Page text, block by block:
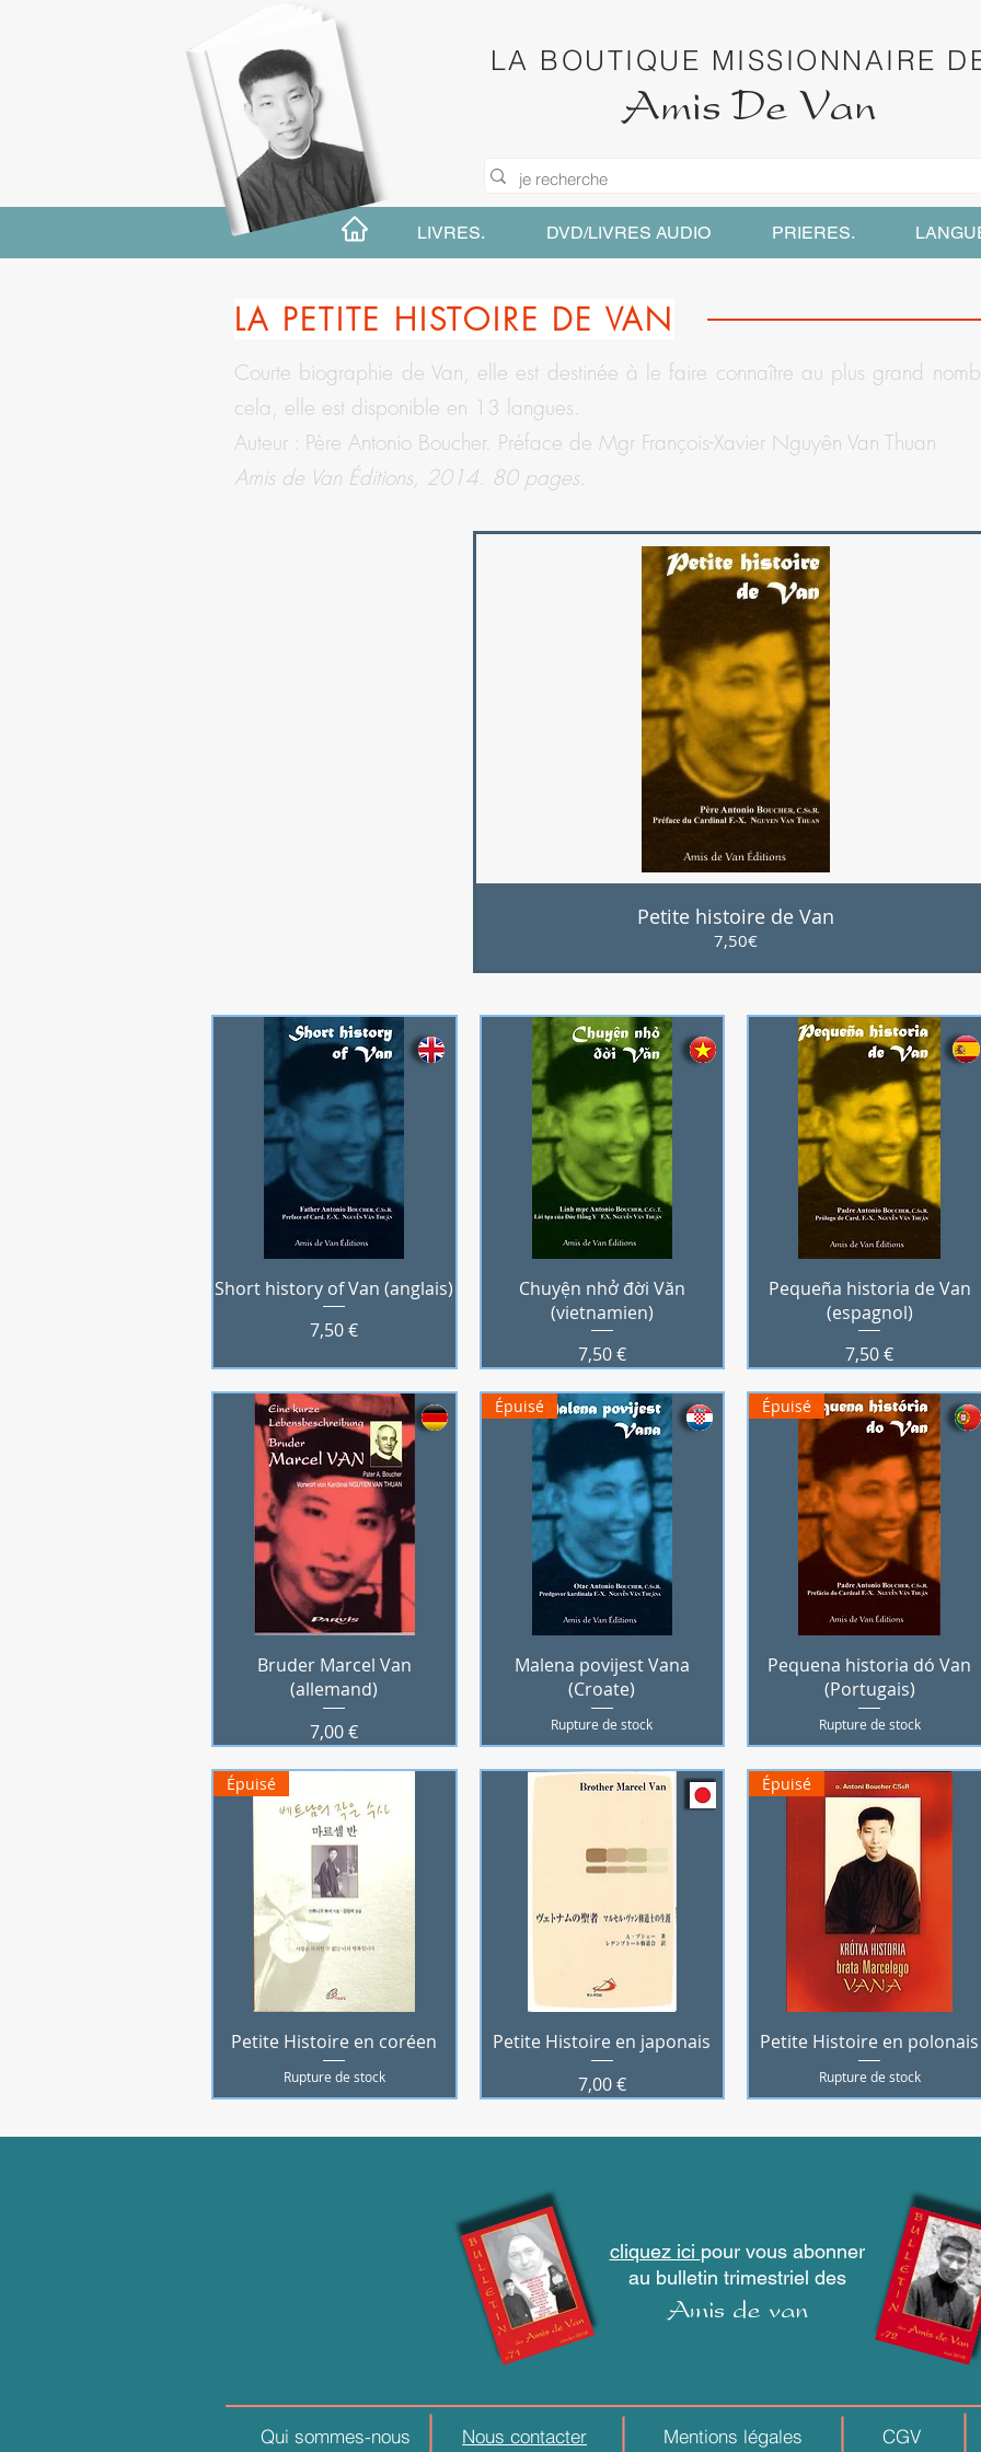
LIVRES. DVD/LIVRES AUDIO PRIERES.
LA BOUTIQUE MISSIONNAIRE
Amis De Van
LA PETITE HISTOIRE DE VAN
Courte biographie de Van, elle est destinée à le faire connaître au plus grand
cela, elle est disponible en 13 langues.
Auteur : Père Antonio Boucher. Préface de Mgr François-Xavier Nguyên Van Thuan
Amis de Van Éditions, 2014. 80 pages.
Petite histoire de Van
7,50€Prix
Aperçu rapide
Short history of Van (anglais)
Prix
7,50 €
Aperçu rapide
Chuyện nhở đời Văn
(vietnamien)
Prix
7,50 €
Aperçu rapide
Pequeña historia de Van
(espagnol)
Prix
7,50 €
Aperçu rapide
Bruder Marcel Van
(allemand)
Prix
7,00 €
Aperçu rapide
Épuisé
Malena povijest Vana
(Croate)
Rupture de stock
Aperçu rapide
Épuisé
Pequena historia dó Van
(Portugais)
Rupture de stock
Aperçu rapide
Épuisé
Petite Histoire en coréen
Rupture de stock
Aperçu rapide
Petite Histoire en japonais
Prix
7,00 €
Aperçu rapide
Épuisé
Petite Histoire en polonais
Rupture de stock
cliquez ici pour vous abonner
au bulletin trimestriel des
Amis de van
Qui sommes-nous Nous contacter Mentions légales CGV